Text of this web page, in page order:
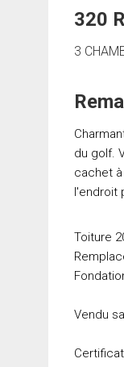
320
3
du golf.
cachet
l'endroit
Toiture
Vendu